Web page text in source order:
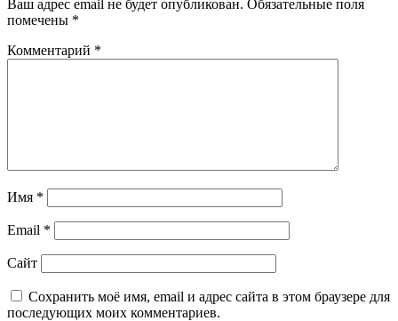
Ваш адрес email не будет опубликован. Обязательные поля
помечены *
Комментарий *
Имя *
Email *
Сайт
Сохранить моё имя, email и адрес сайта в этом браузере для
последующих моих комментариев.